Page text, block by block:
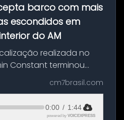
barco com mais
escondidos em
do AM
realizada no
Constant terminou
115
em uma
no porto da cidade. O
cm7brasil.com
0:00 / 1:44
powered by VOICEXPRESS